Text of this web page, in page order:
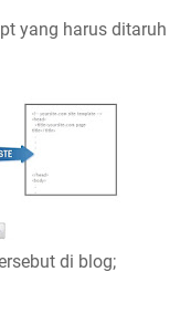
yang harus ditaruh
di blog;